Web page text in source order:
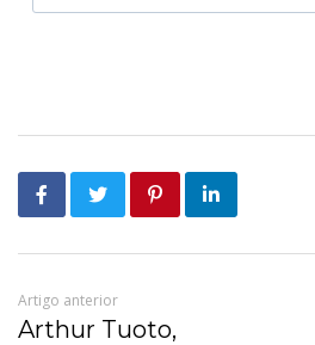
Artigo anterior
Arthur Tuoto,